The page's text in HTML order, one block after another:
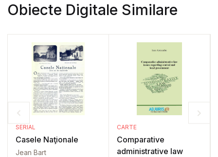
Obiecte Digitale Similare
SERIAL
Casele Naţionale
Jean Bart
CARTE
Comparative
administrative law